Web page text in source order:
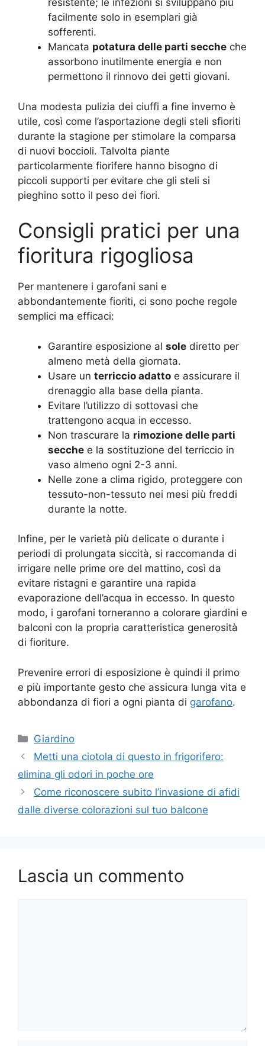
resistente; le infezioni si sviluppano più
facilmente solo in esemplari già
sofferenti.
Mancata potatura delle parti secche che
assorbono inutilmente energia e non
permettono il rinnovo dei getti giovani.
Una modesta pulizia dei ciuffi a fine inverno è
utile, così come l’asportazione degli steli sfioriti
durante la stagione per stimolare la comparsa
di nuovi boccioli. Talvolta piante
particolarmente fiorifere hanno bisogno di
piccoli supporti per evitare che gli steli si
pieghino sotto il peso dei fiori.
Consigli pratici per una
fioritura rigogliosa
Per mantenere i garofani sani e
abbondantemente fioriti, ci sono poche regole
semplici ma efficaci:
Garantire esposizione al sole diretto per
almeno metà della giornata.
Usare un terriccio adatto e assicurare il
drenaggio alla base della pianta.
Evitare l’utilizzo di sottovasi che
trattengono acqua in eccesso.
Non trascurare la rimozione delle parti
secche e la sostituzione del terriccio in
vaso almeno ogni 2-3 anni.
Nelle zone a clima rigido, proteggere con
tessuto-non-tessuto nei mesi più freddi
durante la notte.
Infine, per le varietà più delicate o durante i
periodi di prolungata siccità, si raccomanda di
irrigare nelle prime ore del mattino, così da
evitare ristagni e garantire una rapida
evaporazione dell’acqua in eccesso. In questo
modo, i garofani torneranno a colorare giardini e
balconi con la propria caratteristica generosità
di fioriture.
Prevenire errori di esposizione è quindi il primo
e più importante gesto che assicura lunga vita e
abbondanza di fiori a ogni pianta di garofano.
Categorie
Giardino
Metti una ciotola di questo in frigorifero:
elimina gli odori in poche ore
Come riconoscere subito l’invasione di afidi
dalle diverse colorazioni sul tuo balcone
Lascia un commento